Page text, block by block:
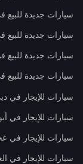
سيارات جديدة للبيع
سيارات جديدة
سيارات جديدة للبيع
سيارات جديدة للبيع
سيارات للإيجار في
سيارات للإيجار في
سيارات للإيجار في
سيارات للإيجار في